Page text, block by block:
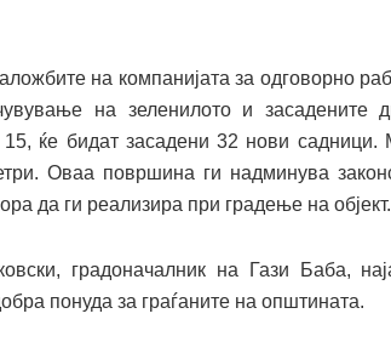
на компанијата за одговорно
на зеленилото и засадените
15, ќе бидат засадени 32 нови
Оваа површина ги надминува
да ги реализира при градење на објект.
градоначалник на Гази Баба,
понуда за граѓаните на општината.